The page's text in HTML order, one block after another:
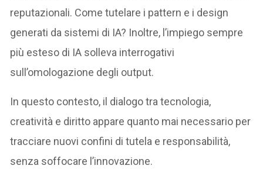
reputazionali. Come tutelare i pattern e i design
generati da sistemi di IA? Inoltre, l’impiego sempre
più esteso di IA solleva interrogativi
sull’omologazione degli output.
In questo contesto, il dialogo tra tecnologia,
creatività e diritto appare quanto mai necessario per
tracciare nuovi confini di tutela e responsabilità,
senza soffocare l’innovazione.